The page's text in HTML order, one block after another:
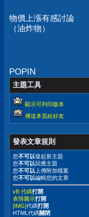
物價上漲有感討論
（油炸物）
POPIN
主題工具
顯示可列印版本
傳送本頁給好友
發表文章規則
您不可以發起新主題
您不可以回應主題
您不可以 上傳附加檔案
您不可以編輯您的文章
vB 代碼打開
表情圖示打開
[IMG]代碼打開
HTML代碼關閉